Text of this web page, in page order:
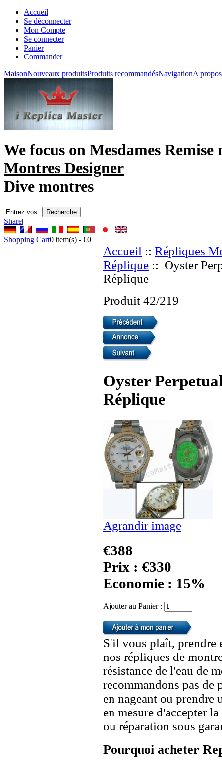
Accueil
Se déconnecter
Mon Compte
Se connecter
Panier
Commander
MaisonNouveaux produitsProduits recommandésNavigationA
We focus on Mesdames Remise
Montres Designer
Dive montres
Share|
Shopping Cart0 item(s) - €0
Accueil :: Répliques
Réplique :: Oyster
Réplique
Produit 42/219
Oyster
Réplique
Agrandir image
€388
Prix : €330
Economie : 15%
Ajouter au Panier :
S'il vous plaît, prendre
nos répliques de
résistance de l'eau de
recommandons pas de
en nageant ou prendre
en mesure d'accepter
ou réparation sous
Pourquoi acheter